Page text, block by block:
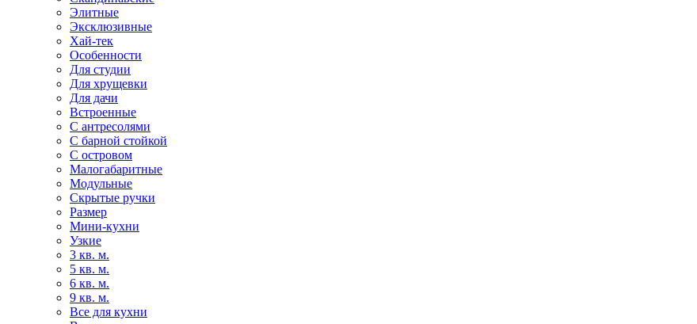
Элитные
Эксклюзивные
Хай-тек
Особенности
Для студии
Для хрущевки
Для дачи
Встроенные
С антресолями
С барной стойкой
С островом
Малогабаритные
Модульные
Скрытые ручки
Размер
Мини-кухни
Узкие
3 кв. м.
5 кв. м.
6 кв. м.
9 кв. м.
Все для кухни